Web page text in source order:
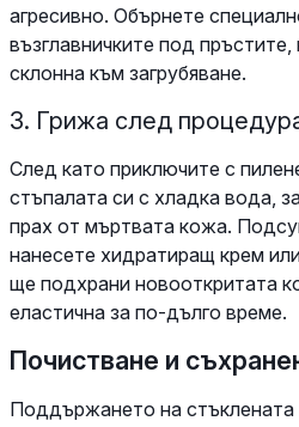
агресивно. Обърнете
възглавничките под
склонна към загрубяване.
3. Грижа след
След като приключите с
стъпалата си с хладка вода,
прах от мъртвата кожа.
нанесете хидратиращ крем
ще подхрани новооткритата
еластична за по-дълго време.
Почистване и
Поддържането на стъклената